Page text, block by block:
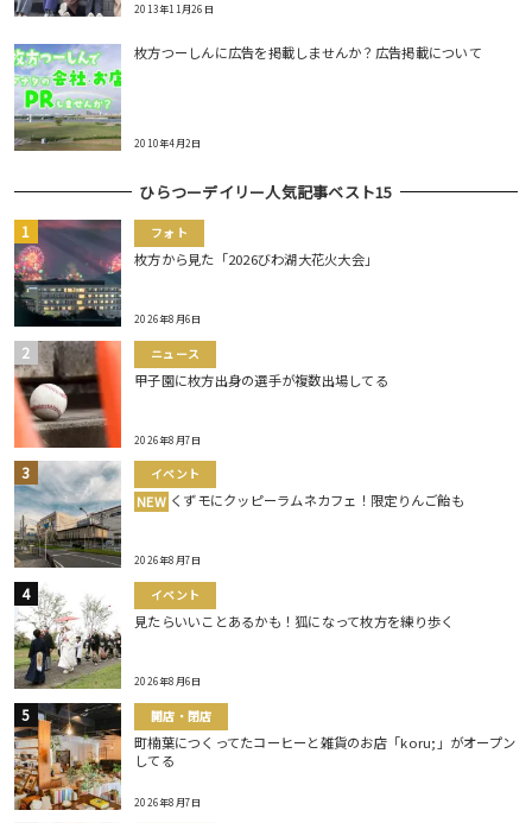
2013年11月26日
枚方つーしんに広告を掲載しませんか？広告掲載について
2010年4月2日
ひらつーデイリー人気記事ベスト15
フォト
枚方から見た「2026びわ湖大花火大会」
2026年8月6日
ニュース
甲子園に枚方出身の選手が複数出場してる
2026年8月7日
イベント
NEW くずモにクッピーラムネカフェ！限定りんご飴も
2026年8月7日
イベント
見たらいいことあるかも！狐になって枚方を練り歩く
2026年8月6日
開店・閉店
町楠葉につくってたコーヒーと雑貨のお店「koru;」がオープン
してる
2026年8月7日